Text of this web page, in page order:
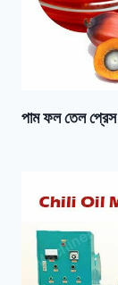
পাম ফল তেল